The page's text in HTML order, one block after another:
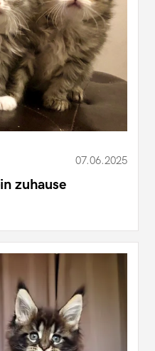
07.06.2025
zuhause